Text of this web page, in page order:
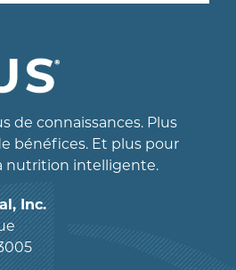
de connaissances. Plus
bénéfices. Et plus pour
la nutrition intelligente.
Inc.